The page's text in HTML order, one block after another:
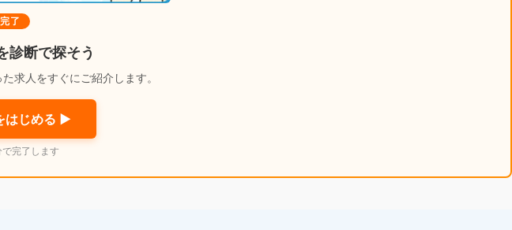
了
診断で探そう
求人をすぐにご紹介します。
はじめる ▶
完了します